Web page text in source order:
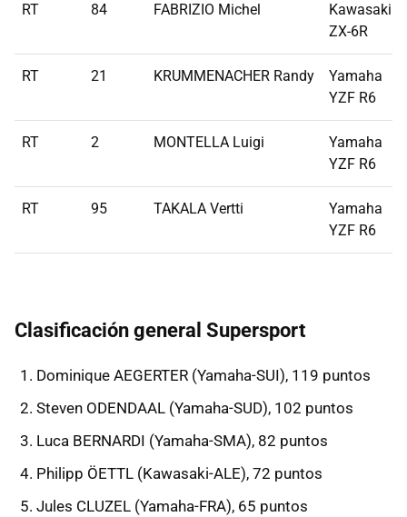
RT 84 FABRIZIO Michel
Kawasaki
ZX-6R
RT 21 KRUMMENACHER Randy
Yamaha
YZF R6
RT 2 MONTELLA Luigi
Yamaha
YZF R6
RT 95 TAKALA Vertti
Yamaha
YZF R6
Clasificación general Supersport
Dominique AEGERTER (Yamaha-SUI), 119 puntos
Steven ODENDAAL (Yamaha-SUD), 102 puntos
Luca BERNARDI (Yamaha-SMA), 82 puntos
Philipp ÖETTL (Kawasaki-ALE), 72 puntos
Jules CLUZEL (Yamaha-FRA), 65 puntos